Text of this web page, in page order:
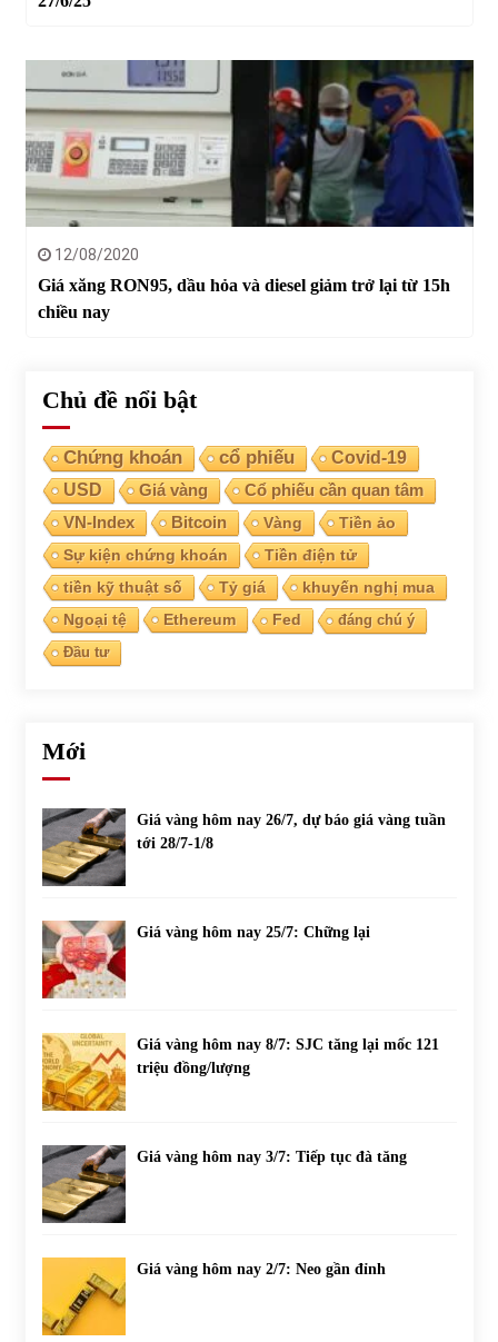
12/08/2020
Giá xăng RON95, dầu hỏa và diesel giảm trở lại từ 15h
chiều nay
Chủ đề nổi bật
Chứng khoán cổ phiếu
Covid-19
USD
Giá vàng Cổ phiếu cần quan tâm
VN-Index Bitcoin Vàng
Tiền ảo
Sự kiện chứng khoán
Tiền điện tử
tiền kỹ thuật số
Tỷ giá
khuyến nghị mua
Ngoại tệ
Ethereum Fed
đáng chú ý
Đầu tư
Mới
Giá vàng hôm nay 26/7, dự báo giá vàng tuần
tới 28/7-1/8
Giá vàng hôm nay 25/7: Chững lại
Giá vàng hôm nay 8/7: SJC tăng lại mốc 121
triệu đồng/lượng
Giá vàng hôm nay 3/7: Tiếp tục đà tăng
Giá vàng hôm nay 2/7: Neo gần đỉnh